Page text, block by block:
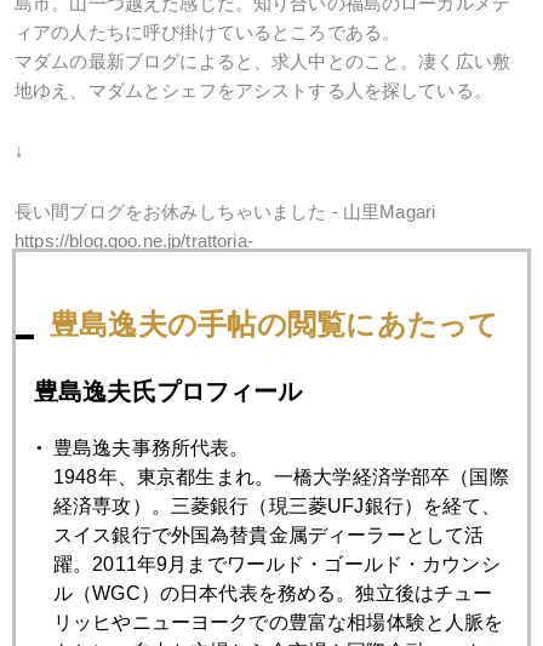
ィアの人たちに呼び掛けているところである。
マダムの最新ブログによると、求人中とのこと。凄く広い敷
地ゆえ、マダムとシェフをアシストする人を探している。
↓
長い間ブログをお休みしちゃいました - 山里Magari
https://blog.goo.ne.jp/trattoria-
2025年
7月 8月 9月 10月 11月 12月
2025年05月22日
日米、同時に国債入札不調の衝撃
豊島逸夫の手帖の閲覧にあたって
豊島逸夫氏プロフィール
豊島逸夫事務所代表。
1948年、東京都生まれ。一橋大学経済学部卒（国際
経済専攻）。三菱銀行（現三菱UFJ銀行）を経て、
スイス銀行で外国為替貴金属ディーラーとして活
躍。2011年9月までワールド・ゴールド・カウンシ
ル（WGC）の日本代表を務める。独立後はチュー
リッヒやニューヨークでの豊富な相場体験と人脈を